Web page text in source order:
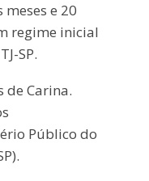
e 20
regime inicial
SP.
de Carina.
Público do